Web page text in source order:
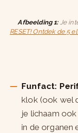
Afbeelding 1:Je
RESET! Ontdek de 5
Funfact:
klok (ook wel
je lichaam
in de organen